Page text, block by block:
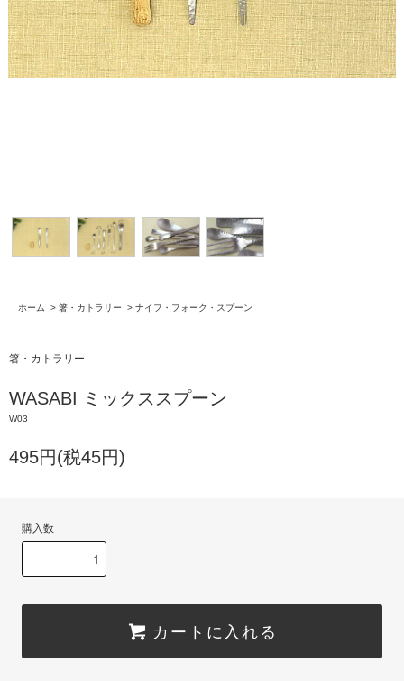
ホーム > 箸・カトラリー > ナイフ・フォーク・スプーン
箸・カトラリー
WASABI ミックススプーン
W03
495円(税45円)
購入数
カートに入れる